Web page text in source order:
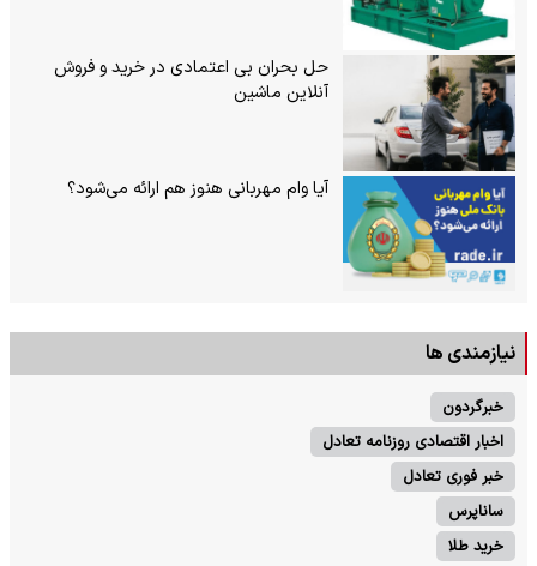
حل بحران بی‌ اعتمادی در خرید و فروش
آنلاین ماشین
آیا وام مهربانی هنوز هم ارائه می‌شود؟
نیازمندی ها
خبرگردون
اخبار اقتصادی روزنامه تعادل
خبر فوری تعادل
ساناپرس
خرید طلا